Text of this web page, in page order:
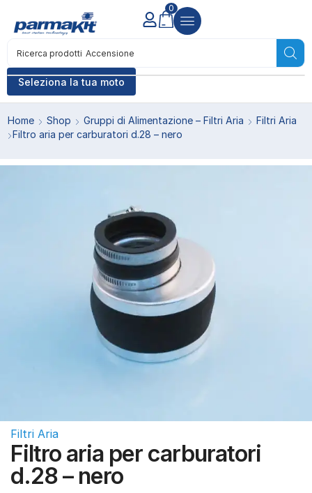
Seleziona la tua moto
Ricerca prodotti Accensione
0
Home Shop Gruppi di Alimentazione – Filtri Aria
Filtri Aria
Filtro aria per carburatori d.28 – nero
Filtri Aria
Filtro aria per carburatori
d.28 – nero